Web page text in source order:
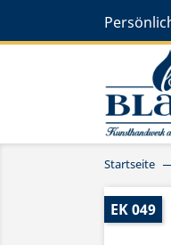
Startseite
EK 049